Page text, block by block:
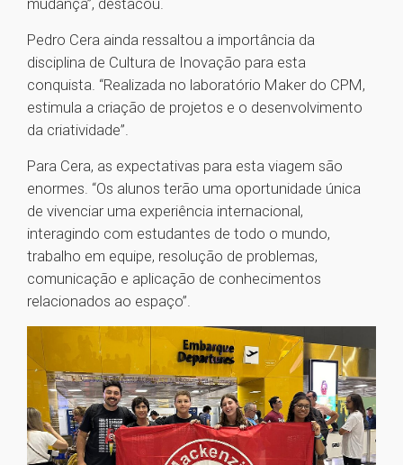
mudança”, destacou.
Pedro Cera ainda ressaltou a importância da
disciplina de Cultura de Inovação para esta
conquista. “Realizada no laboratório Maker do CPM,
estimula a criação de projetos e o desenvolvimento
da criatividade”.
Para Cera, as expectativas para esta viagem são
enormes. “Os alunos terão uma oportunidade única
de vivenciar uma experiência internacional,
interagindo com estudantes de todo o mundo,
trabalho em equipe, resolução de problemas,
comunicação e aplicação de conhecimentos
relacionados ao espaço”.